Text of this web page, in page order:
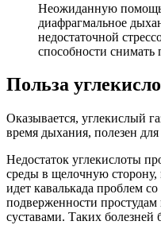
Неожиданную помощь
диафрагмальное
недостаточной
способности снимать
Польза
Оказывается, углекислый
время дыхания, полезен для
Недостаток углекислоты
среды в щелочную сторону,
идет кавалькада проблем
подверженности
суставами. Таких болезней